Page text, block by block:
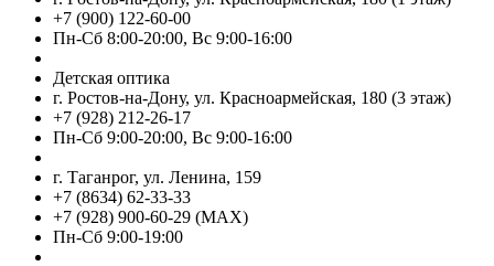
+7 (900) 122-60-00
Пн-Cб 8:00-20:00, Вс 9:00-16:00
Детская оптика
г. Ростов-на-Дону, ул. Красноармейская, 180 (3 этаж)
+7 (928) 212-26-17
Пн-Cб 9:00-20:00, Вс 9:00-16:00
г. Таганрог, ул. Ленина, 159
+7 (8634) 62-33-33
+7 (928) 900-60-29 (MAX)
Пн-Cб 9:00-19:00